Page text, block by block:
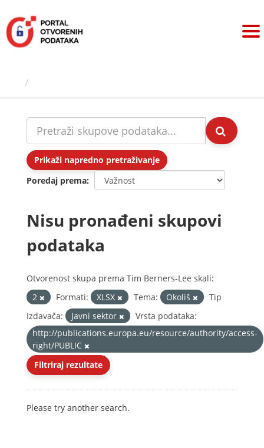
sadržaj
Prikaži napredno pretraživanje
Poredaj prema
Nisu pronađeni skupovi
podataka
Otvorenost skupa prema Tim Berners-Lee skali:
2
Formati: XLSX Tema: Okoliš
Tip
Izdavača:
Javni sektor
Vrsta podataka:
http://publications.europa.eu/resource/authority/access-
right/PUBLIC
Filtriraj rezultate
Please try another search.